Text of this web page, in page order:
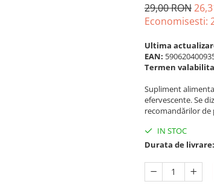
29,00 RON
Economisesti:
Ultima
EAN:
Termen
Supliment
efervescente. Se
recomandărilor de
IN STOC
Durata de livrare: